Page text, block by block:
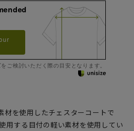
ご検討いただく際の目安となります。
を使用したチェスターコートで
用する目付の軽い素材を使用してい